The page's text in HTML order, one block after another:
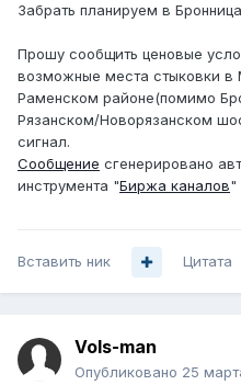
Забрать планируем в
Прошу сообщить ценовые
возможные места стыковки
Раменском районе(помимо
Рязанском/Новорязанском
сигнал.
Сообщение сгенерировано
инструмента "Биржа каналов"
Вставить ник Цитата
Vols-man
Опубликовано 25